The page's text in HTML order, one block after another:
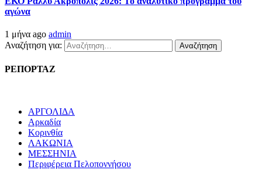
αγώνα
1 μήνα ago admin
Αναζήτηση για:
ΡΕΠΟΡΤΑΖ
ΑΡΓΟΛΙΔΑ
Αρκαδία
Κορινθία
ΛΑΚΩΝΙΑ
ΜΕΣΣΗΝΙΑ
Περιφέρεια Πελοποννήσου